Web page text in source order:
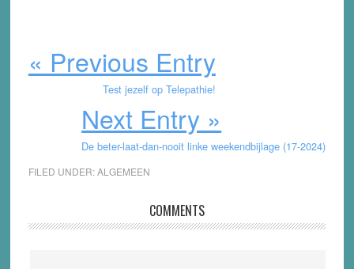
« Previous Entry
Test jezelf op Telepathie!
Next Entry »
De beter-laat-dan-nooit linke weekendbijlage (17-2024)
FILED UNDER:ALGEMEEN
Interactions
COMMENTS